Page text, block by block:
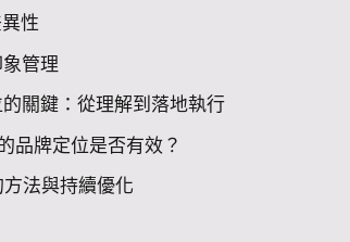
性
管理
關鍵：從理解到落地執行
品牌定位是否有效？
法與持續優化